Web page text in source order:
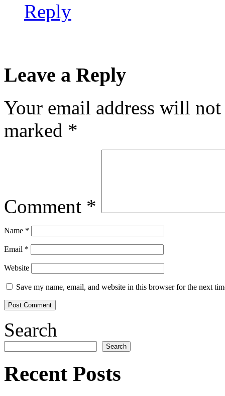
Reply
Leave a Reply
Your email address will
marked *
Comment *
Name *
Email *
Website
Save my name, email, and website in this browser for the next
Search
Search
Recent Posts